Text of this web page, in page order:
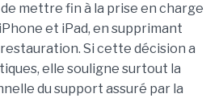
mettre fin à la prise en charge
et iPad, en supprimant
Si cette décision a
elle souligne surtout la
du support assuré par la